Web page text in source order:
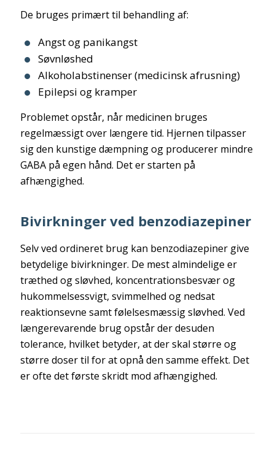
De bruges primært til behandling af:
Angst og panikangst
Søvnløshed
Alkoholabstinenser (medicinsk afrusning)
Epilepsi og kramper
Problemet opstår, når medicinen bruges
regelmæssigt over længere tid. Hjernen tilpasser
sig den kunstige dæmpning og producerer mindre
GABA på egen hånd. Det er starten på
afhængighed.
Bivirkninger ved benzodiazepiner
Selv ved ordineret brug kan benzodiazepiner give
betydelige bivirkninger. De mest almindelige er
træthed og sløvhed, koncentrationsbesvær og
hukommelsessvigt, svimmelhed og nedsat
reaktionsevne samt følelsesmæssig sløvhed. Ved
længerevarende brug opstår der desuden
tolerance, hvilket betyder, at der skal større og
større doser til for at opnå den samme effekt. Det
er ofte det første skridt mod afhængighed.